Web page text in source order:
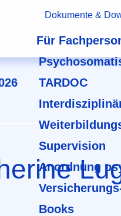
Dokumente &
Für
TARDOC
Supervision
Anordnung
Books